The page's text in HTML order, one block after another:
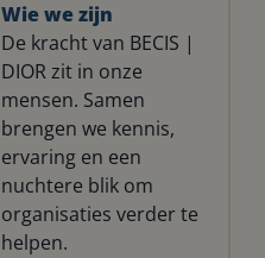
Wie we zijn
De kracht van BECIS |
DIOR zit in onze
mensen. Samen
brengen we kennis,
ervaring en een
nuchtere blik om
organisaties verder te
helpen.